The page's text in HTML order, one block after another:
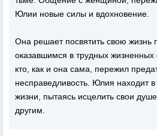
Юлии новые силы и вдохновение.
Она решает посвятить свою
оказавшимся в трудных жизненных
кто, как и она сама, пережил
несправедливость. Юлия находит
жизни, пытаясь исцелить свои
другим.